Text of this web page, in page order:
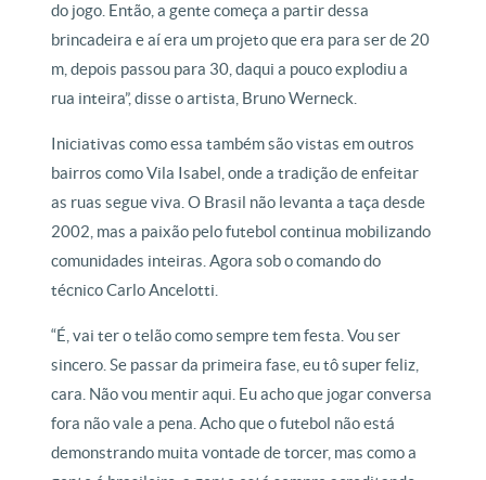
do jogo. Então, a gente começa a partir dessa
brincadeira e aí era um projeto que era para ser de 20
m, depois passou para 30, daqui a pouco explodiu a
rua inteira”, disse o artista, Bruno Werneck.
Iniciativas como essa também são vistas em outros
bairros como Vila Isabel, onde a tradição de enfeitar
as ruas segue viva. O Brasil não levanta a taça desde
2002, mas a paixão pelo futebol continua mobilizando
comunidades inteiras. Agora sob o comando do
técnico Carlo Ancelotti.
“É, vai ter o telão como sempre tem festa. Vou ser
sincero. Se passar da primeira fase, eu tô super feliz,
cara. Não vou mentir aqui. Eu acho que jogar conversa
fora não vale a pena. Acho que o futebol não está
demonstrando muita vontade de torcer, mas como a